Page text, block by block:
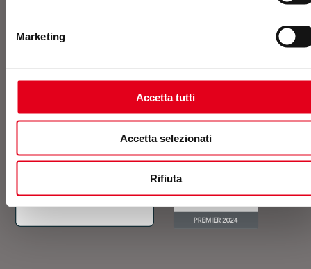
Marketing
Accetta tutti
Accetta selezionati
Rifiuta